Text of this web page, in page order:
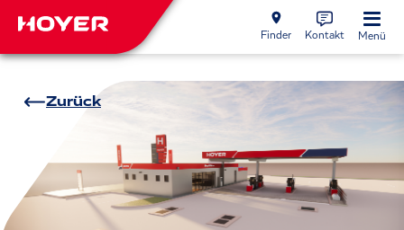
Finder Kontakt Menü
Zurück